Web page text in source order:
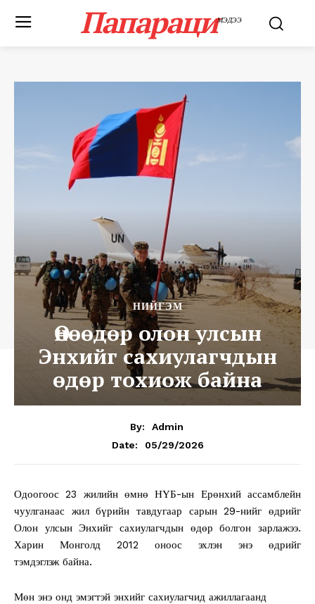
ПапарациМЭДЭЭ
НИЙГЭМ
Өнөөдөр олон улсын
Энхийг сахиулагчдын
өдөр тохиож байна
By:
Admin
Date:
05/29/2026
Одоогоос 23 жилийн өмнө НҮБ-ын Ерөнхий ассамблейн
чуулганаас жил бүрийн тавдугаар сарын 29-нийг өдрийг
Олон улсын Энхийг сахиулагчдын өдөр болгон зарлажээ.
Харин Монголд 2012 оноос эхлэн энэ өдрийг
тэмдэглэж байна.
Мөн энэ онд эмэгтэй энхийг сахиулагчид ажиллагаанд